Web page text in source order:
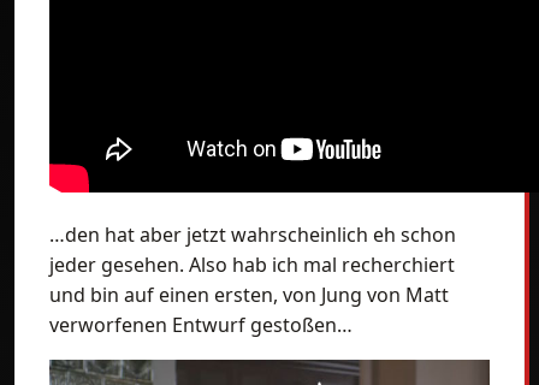
…den hat aber jetzt wahrscheinlich eh schon
jeder gesehen. Also hab ich mal recherchiert
und bin auf einen ersten, von Jung von Matt
verworfenen Entwurf gestoßen…